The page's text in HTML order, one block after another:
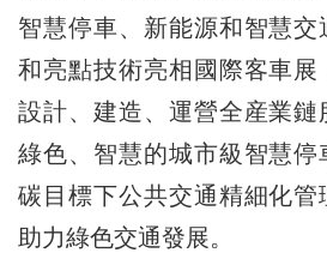
智慧停車、新能源和智慧
和亮點技術亮相國際客車展
設計、建造、運營全産業鏈
綠色、智慧的城市級智慧停
碳目標下公共交通精細化管
助力綠色交通發展。